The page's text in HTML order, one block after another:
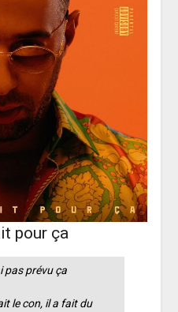
pour ça
pas prévu ça
le con, il a fait du